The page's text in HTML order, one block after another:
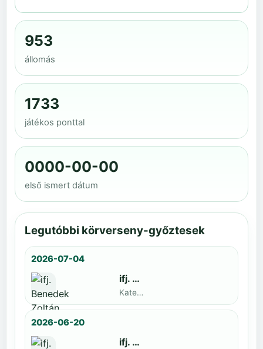
953
állomás
1733
játékos ponttal
0000-00-00
első ismert dátum
Legutóbbi körverseny-győztesek
2026-07-04
ifj. Benedek Zoltán
Kategoria1 neve · döntős: Lajkó Hunor
2026-06-20
ifj. Benedek Zoltán